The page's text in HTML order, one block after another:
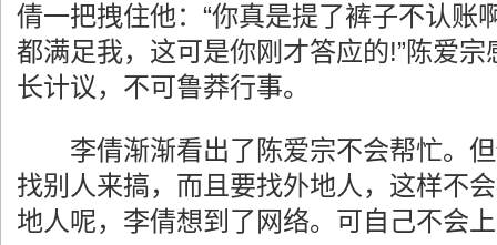
倩一把拽住他：“你真是提了裤子不认账
都满足我，这可是你刚才答应的!”陈爱宗
长计议，不可鲁莽行事。
李倩渐渐看出了陈爱宗不会帮忙。但
找别人来搞，而且要找外地人，这样不
地人呢，李倩想到了网络。可自己不会